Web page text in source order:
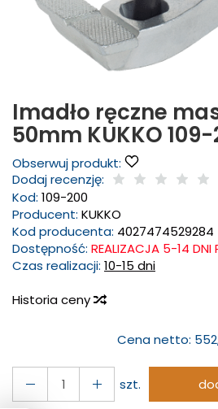
Imadło ręczne
50mm KUKKO
Obserwuj produkt:
Dodaj recenzję:
Kod: 109-200
Producent: KUKKO
Kod producenta: 4027474529284
Dostępność: REALIZACJA 5-14 DNI
Czas realizacji: 10-15 dni
Historia ceny
Cena netto:
szt.